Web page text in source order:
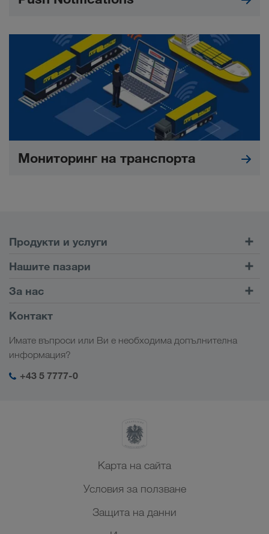
Мониторинг на транспорта
Продукти и услуги
Шосейни превози
Портал за клиенти CONNECT
Дигитални решения
Браншови решения
Моят вход в системата на LKW WALTER
Нашите пазари
Европа
Кавказ
Централна Азия
Близък Изток
Северна Африка
За нас
Фирмена информация
Социална отговорност
Контакт
Имате въпроси или Ви е необходима допълнителна
информация?
+43 5 7777-0
Карта на сайта
Условия за ползване
Защита на данни